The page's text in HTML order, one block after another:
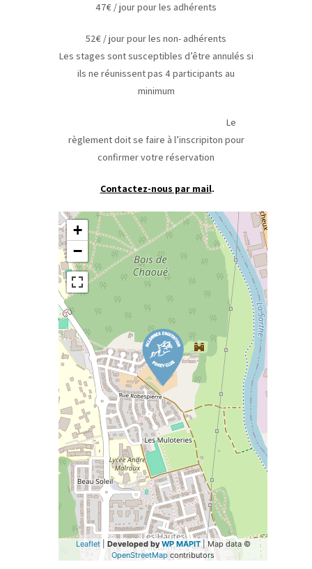
47€ / jour pour les adhérents
52€ / jour pour les non- adhérents
Les stages sont susceptibles d’être annulés si
ils ne réunissent pas 4 participants au
minimum
Le
règlement doit se faire à l’inscripiton pour
confirmer votre réservation
Contactez-nous par mail.
+
−
Leaflet| Developed byWP MAPIT| Map data ©
OpenStreetMap contributors